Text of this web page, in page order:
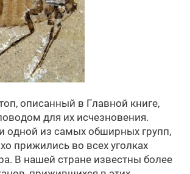
описанный в Главной книге,
для их исчезновения.
одной из самых обширных групп,
прижились во всех уголках
В нашей стране известны более